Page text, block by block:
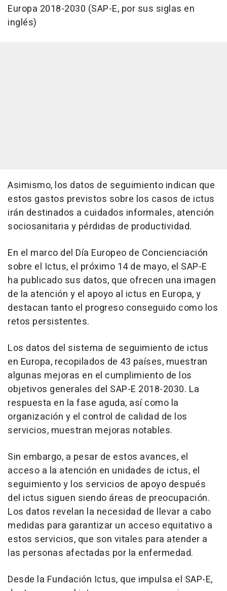
Europa 2018-2030 (SAP-E, por sus siglas en
inglés)
Asimismo, los datos de seguimiento indican que
estos gastos previstos sobre los casos de ictus
irán destinados a cuidados informales, atención
sociosanitaria y pérdidas de productividad.
En el marco del Día Europeo de Concienciación
sobre el Ictus, el próximo 14 de mayo, el SAP-E
ha publicado sus datos, que ofrecen una imagen
de la atención y el apoyo al ictus en Europa, y
destacan tanto el progreso conseguido como los
retos persistentes.
Los datos del sistema de seguimiento de ictus
en Europa, recopilados de 43 países, muestran
algunas mejoras en el cumplimiento de los
objetivos generales del SAP-E 2018-2030. La
respuesta en la fase aguda, así como la
organización y el control de calidad de los
servicios, muestran mejoras notables.
Sin embargo, a pesar de estos avances, el
acceso a la atención en unidades de ictus, el
seguimiento y los servicios de apoyo después
del ictus siguen siendo áreas de preocupación.
Los datos revelan la necesidad de llevar a cabo
medidas para garantizar un acceso equitativo a
estos servicios, que son vitales para atender a
las personas afectadas por la enfermedad.
Desde la Fundación Ictus, que impulsa el SAP-E,